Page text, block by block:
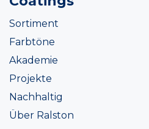
Sortiment
Farbtöne
Akademie
Projekte
Nachhaltig
Über Ralston